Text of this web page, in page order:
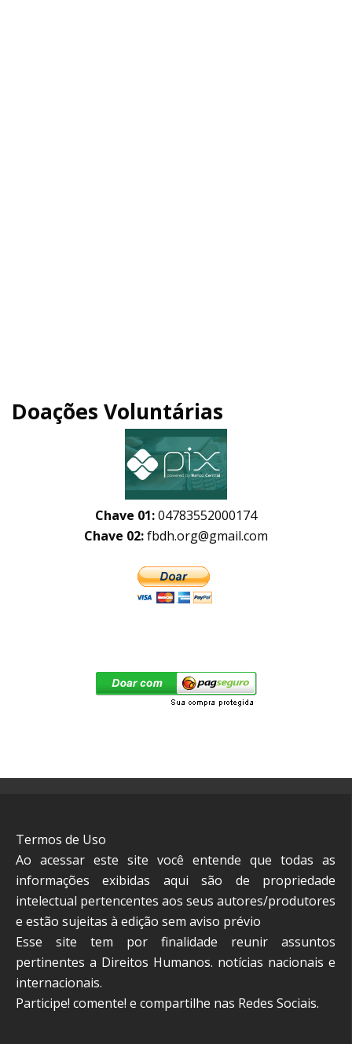
Doações Voluntárias
Chave 01:04783552000174
Chave 02:fbdh.org@gmail.com
Termos de Uso
Ao acessar este site você entende que todas as
informações exibidas aqui são de propriedade
intelectual pertencentes aos seus autores/produtores
e estão sujeitas à edição sem aviso prévio
Esse site tem por finalidade reunir assuntos
pertinentes a Direitos Humanos. notícias nacionais e
internacionais.
Participe! comente! e compartilhe nas Redes Sociais.